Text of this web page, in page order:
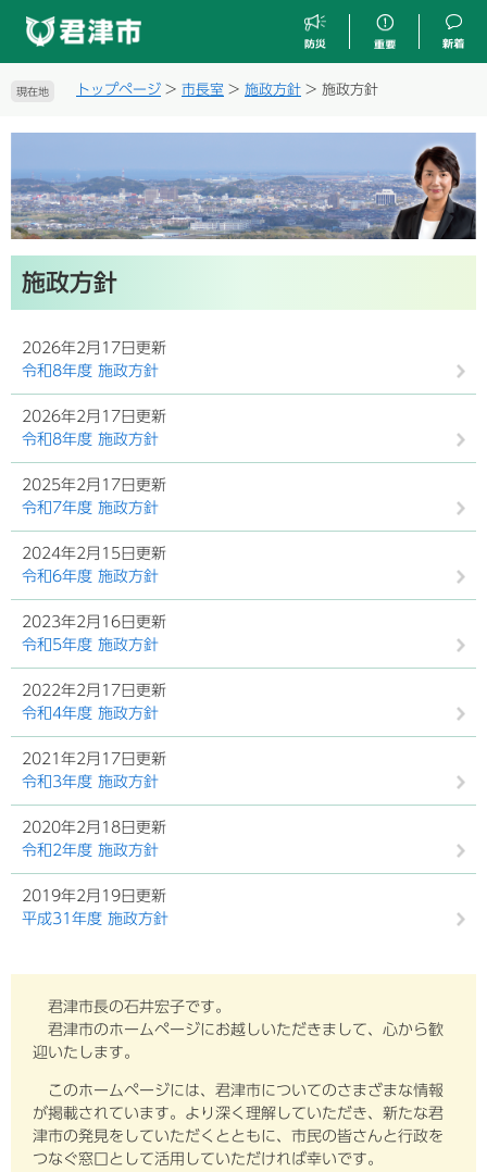
。
て
本
文
現在地 トップページ > 市長室 > 施政方針 > 施政方針
文施政方針
2026年2月17日更新
令和8年度 施政方針
2026年2月17日更新
令和8年度 施政方針
2025年2月17日更新
令和7年度 施政方針
2024年2月15日更新
令和6年度 施政方針
2023年2月16日更新
令和5年度 施政方針
2022年2月17日更新
令和4年度 施政方針
2021年2月17日更新
令和3年度 施政方針
2020年2月18日更新
令和2年度 施政方針
2019年2月19日更新
平成31年度 施政方針
君津市長の石井宏子です。
君津市のホームページにお越しいただきまして、心から歓
迎いたします。
このホームページには、君津市についてのさまざまな情報
が掲載されています。より深く理解していただき、新たな君
津市の発見をしていただくとともに、市民の皆さんと行政を
つなぐ窓口として活用していただければ幸いです。